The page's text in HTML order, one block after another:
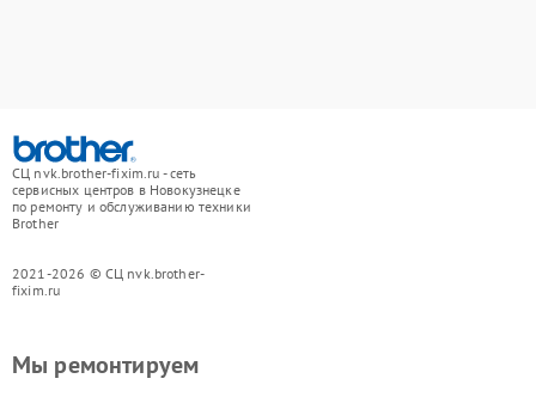
СЦ nvk.brother-fixim.ru - сеть
сервисных центров в Новокузнецке
по ремонту и обслуживанию техники
Brother
2021-2026 © СЦ nvk.brother-
fixim.ru
Мы ремонтируем